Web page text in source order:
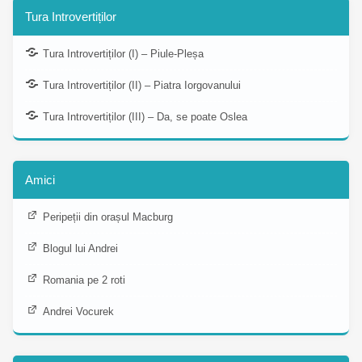
Tura Introvertiților
Tura Introvertiților (I) – Piule-Pleșa
Tura Introvertiților (II) – Piatra Iorgovanului
Tura Introvertiților (III) – Da, se poate Oslea
Amici
Peripeții din orașul Macburg
Blogul lui Andrei
Romania pe 2 roti
Andrei Vocurek